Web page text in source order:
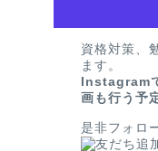
資格対策、
ます。
Instagram
画も行う予
是非フォロ